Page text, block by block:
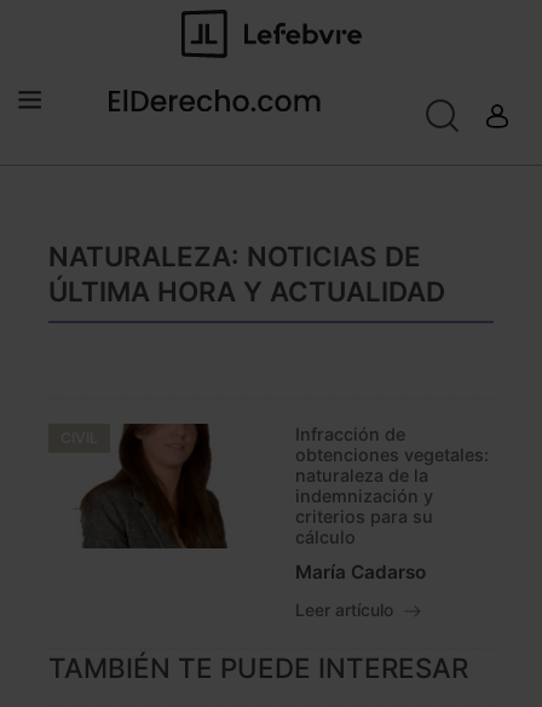
NATURALEZA: NOTICIAS DE
ÚLTIMA HORA Y ACTUALIDAD
Infracción de
obtenciones vegetales:
naturaleza de la
indemnización y
criterios para su
cálculo
María Cadarso
Leer artículo
TAMBIÉN TE PUEDE INTERESAR